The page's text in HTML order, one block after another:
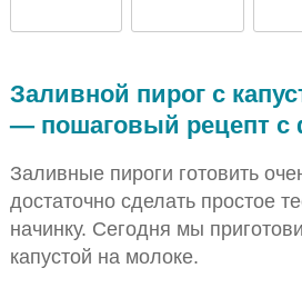
Заливной пирог с
— пошаговый рецепт с
Заливные пироги готовить
достаточно сделать простое
начинку. Сегодня мы
капустой на молоке.